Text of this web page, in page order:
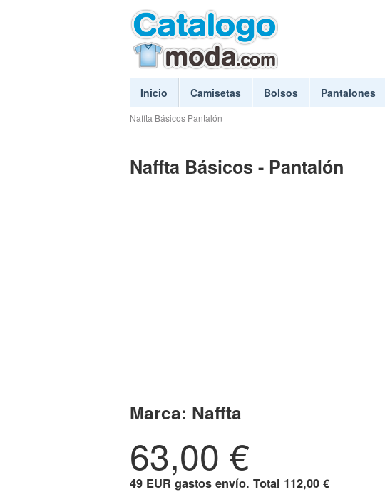
Inicio Camisetas Bolsos Pantalones
Naffta Básicos Pantalón
Naffta Básicos - Pantalón
Marca: Naffta
63,00 €
49 EUR gastos envío. Total 112,00 €